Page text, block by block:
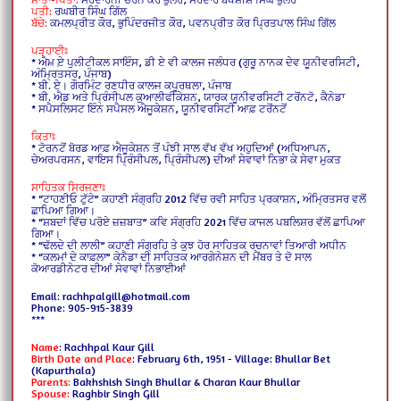
ਪਤੀ: ਰਘਬੀਰ ਸਿੰਘ ਗਿੱਲ
ਬੱਚੇ: ਕਮਲਪ੍ਰੀਤ ਕੌਰ, ਭੁਪਿੰਦਰਜੀਤ ਕੌਰ, ਪਵਨਪ੍ਰੀਤ ਕੌਰ ਪ੍ਰਿਤਪਾਲ ਸਿੰਘ ਗਿੱਲ
ਪੜ੍ਹਾਈਃ
* ਐਮ਼ ਏ਼ ਪੁਲੀਟੀਕਲ ਸਾਇੰਸ, ਡੀ ਏ ਵੀ ਕਾਲਜ ਜਲੰਧਰ (ਗੁਰੂ ਨਾਨਕ ਦੇਵ ਯੂਨੀਵਰਸਿਟੀ,
ਅੰਮ੍ਰਿਤਸਰ, ਪੰਜਾਬ)
* ਬੀ. ਏ। ਗੌਰਮਿੰਟ ਰਣਧੀਰ ਕਾਲਜ ਕਪੂਰਥਲਾ, ਪੰਜਾਬ
* ਬੀ. ਐਡ ਅਤੇ ਪ੍ਰਿੰਸੀਪਲ ਕੁਆਲੀਫੀਕੇਸ਼ਨ, ਯਾਰਕ ਯੂਨੀਵਰਸਿਟੀ ਟਰੋਂਨਟੋ, ਕੈਨੇਡਾ
* ਸਪੈਸਲਿਸਟ ਇੰਨ ਸਪੈਸਲ ਐਜੂਕੇਸ਼ਨ, ਯੂਨੀਵਰਸਿਟੀ ਆਫ਼ ਟਰੋਂਨਟੋਂ
ਕਿਤਾਃ
* ਟੋਰਨਟੋਂ ਬੋਰਡ ਆਫ਼ ਐਜੂਕੇਸ਼ਨ ਤੋਂ ਪੰਝੀ ਸਾਲ ਵੱਖ ਵੱਖ ਅਹੁਦਿਆਂ (ਅਧਿਆਪਨ,
ਚੇਅਰਪਰਸਨ, ਵਾਇਸ ਪ੍ਰਿੰਸੀਪਲ, ਪ੍ਰਿੰਸੀਪਲ) ਦੀਆਂ ਸੇਵਾਵਾਂ ਨਿਭਾ ਕੇ ਸੇਵਾ ਮੁਕਤ
ਸਾਹਿਤਕ ਸਿਰਜਣਾਃ
* “ਟਾਹਣੀਓ ਟੁੱਟੇ” ਕਹਾਣੀ ਸੰਗ੍ਰਹਿ 2012 ਵਿੱਚ ਰਵੀ ਸਾਹਿਤ ਪ੍ਰਕਾਸ਼ਨ, ਅੰਮ੍ਰਿਤਸਰ ਵਲੋਂ
ਛਾਪਿਆ ਗਿਆ।
* “ਸ਼ਬਦਾਂ ਵਿੱਚ ਪਰੋਏ ਜ਼ਜ਼ਬਾਤ” ਕਵਿ ਸੰਗ੍ਰਹਿ 2021 ਵਿੱਚ ਕਾਜਲ ਪਬਲਿਸ਼ਰ ਵੱਲੋਂ ਛਾਪਿਆ
ਗਿਆ।
* “ਢੱਲਦੇ ਦੀ ਲਾਲੀ” ਕਹਾਣੀ ਸੰਗ੍ਰਹਿ ਤੇ ਕੁਝ ਹੋਰ ਸਾਹਿਤਕ ਰਚਨਾਵਾਂ ਤਿਆਰੀ ਅਧੀਨ
* “ਕਲਮਾਂ ਦੇ ਕਾਫ਼ਲਾ” ਕੇਨੈਡਾ ਦੀ ਸਾਹਿਤਕ ਆਰਗੇਨੇਸ਼ਨ ਦੀ ਮੈਂਬਰ ਤੇ ਦੋ ਸਾਲ
ਕੋਆਰਡੀਨੇਟਰ ਦੀਆਂ ਸੇਵਾਵਾਂ ਨਿਭਾਈਆਂ
Email: rachhpalgill@hotmail.com
Phone: 905-915-3839
***
Name: Rachhpal Kaur Gill
Birth Date and Place: February 6th, 1951 - Village: Bhullar Bet
(Kapurthala)
Parents: Bakhshish Singh Bhullar & Charan Kaur Bhullar
Spouse: Raghbir Singh Gill